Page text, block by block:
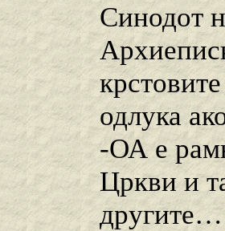
Синодот
одлука
-ОА е
Цркви и